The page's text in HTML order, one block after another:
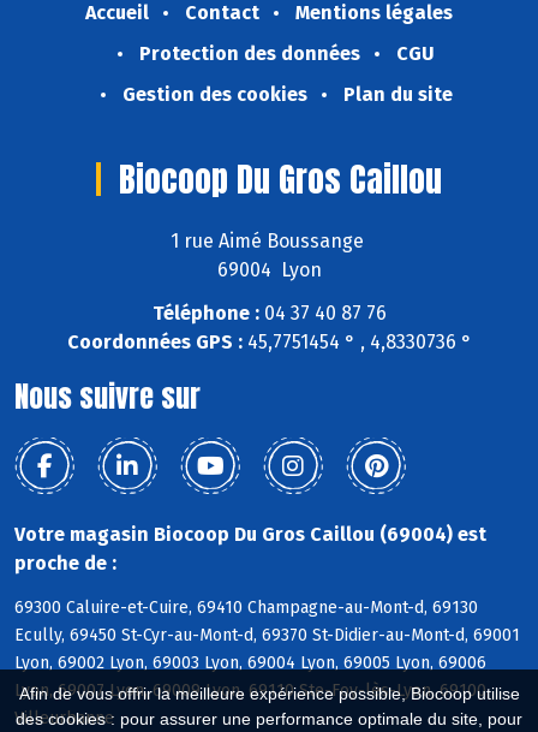
Afin de vous offrir la meilleure expérience possible, Biocoop utilise
des cookies : pour assurer une performance optimale du site, pour
Accueil Contact
Mentions légales
Protection des données
CGU
Gestion des cookies
Plan du site
Biocoop Du Gros Caillou
1 rue Aimé Boussange
69004 Lyon
Téléphone :04 37 40 87 76
Coordonnées GPS :45,7751454 ° , 4,8330736 °
Nous suivre sur
Votre magasin Biocoop Du Gros Caillou (69004) est
proche de :
69300 Caluire-et-Cuire, 69410 Champagne-au-Mont-d, 69130
Ecully, 69450 St-Cyr-au-Mont-d, 69370 St-Didier-au-Mont-d, 69001
Lyon, 69002 Lyon, 69003 Lyon, 69004 Lyon, 69005 Lyon, 69006
Lyon, 69007 Lyon, 69009 Lyon, 69110 Ste-Foy-lès-Lyon, 69100
Villeurbanne